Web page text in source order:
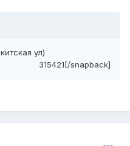
ул)
315421[/snapback]